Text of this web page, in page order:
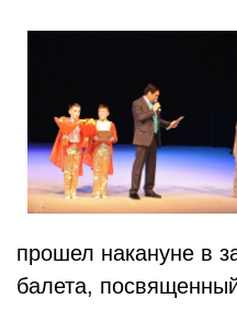
прошел накануне в
балета,